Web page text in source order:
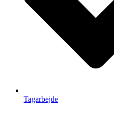
Tagarbejde